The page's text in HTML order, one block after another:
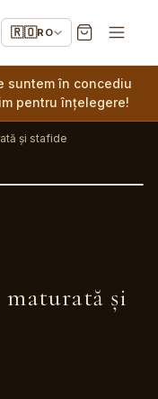
🇷🇴RO
suntem în concediu
pentru înțelegere!
și stafide
maturată și